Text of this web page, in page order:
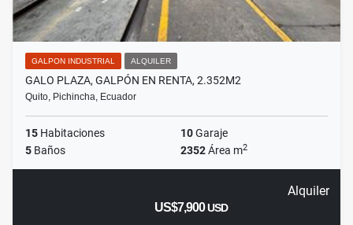
GALPON INDUSTRIAL ALQUILER
GALO PLAZA, GALPÓN EN RENTA, 2.352M2
Quito, Pichincha, Ecuador
15 Habitaciones 10Garaje
5 Baños 2352Área m2
Alquiler
US$7,900USD